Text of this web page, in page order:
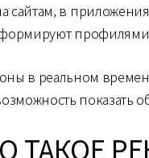
в
в реальном
ТАКОЕ